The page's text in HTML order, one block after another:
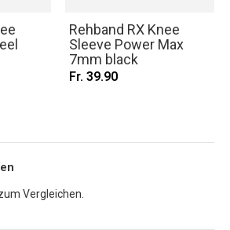
Rehband RX Knee
Sleeve Power Max
7mm black
Fr. 39.90
Vergleichen.